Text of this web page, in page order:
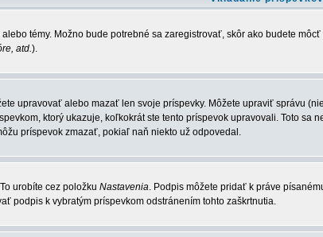
témy. Možno bude potrebné sa zaregistrovať, skôr ako budete
atd.).
upravovať alebo mazať len svoje príspevky. Môžete upraviť správu
ktorý ukazuje, koľkokrát ste tento príspevok upravovali. Toto
príspevok zmazať, pokiaľ naň niekto už odpovedal.
urobíte cez položku Nastavenia. Podpis môžete pridať k práve
podpis k vybratým príspevkom odstránením tohto zaškrtnutia.